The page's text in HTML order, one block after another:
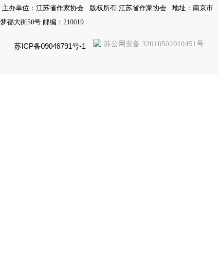
主办单位：江苏省作家协会 版权所有 江苏省作家协会
地址：南京市
梦都大街50号 邮编：210019
苏ICP备09046791号-1 苏公网安备 32010502010451号